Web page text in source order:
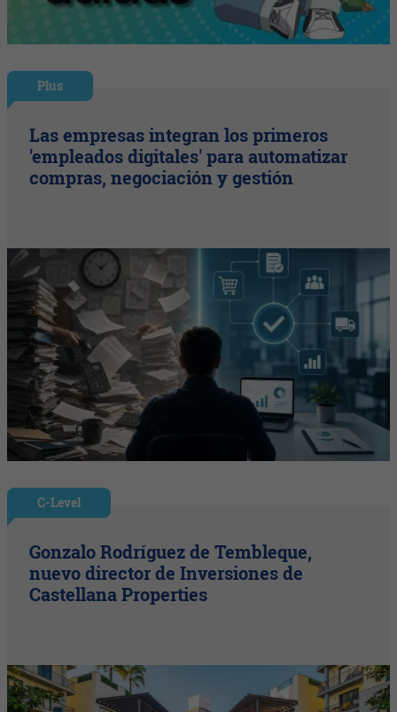
Plus
Las empresas integran los primeros
'empleados digitales' para automatizar
compras, negociación y gestión
C-Level
Gonzalo Rodríguez de Tembleque,
nuevo director de Inversiones de
Castellana Properties